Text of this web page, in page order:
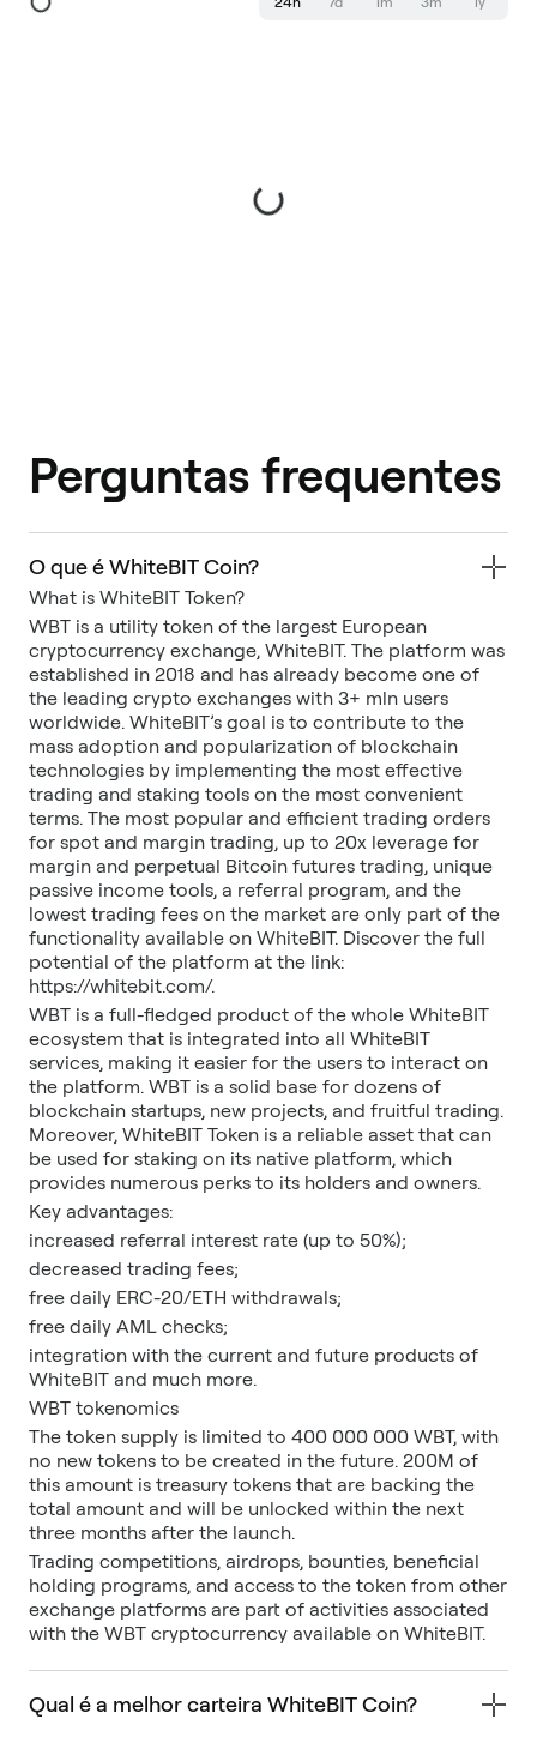
Perguntas frequentes
O que é WhiteBIT Coin?
What is WhiteBIT Token?
WBT is a utility token of the largest European
cryptocurrency exchange, WhiteBIT. The platform was
established in 2018 and has already become one of
the leading crypto exchanges with 3+ mln users
worldwide. WhiteBIT’s goal is to contribute to the
mass adoption and popularization of blockchain
technologies by implementing the most effective
trading and staking tools on the most convenient
terms. The most popular and efficient trading orders
for spot and margin trading, up to 20x leverage for
margin and perpetual Bitcoin futures trading, unique
passive income tools, a referral program, and the
lowest trading fees on the market are only part of the
functionality available on WhiteBIT. Discover the full
potential of the platform at the link:
https://whitebit.com/.
WBT is a full-fledged product of the whole WhiteBIT
ecosystem that is integrated into all WhiteBIT
services, making it easier for the users to interact on
the platform. WBT is a solid base for dozens of
blockchain startups, new projects, and fruitful trading.
Moreover, WhiteBIT Token is a reliable asset that can
be used for staking on its native platform, which
provides numerous perks to its holders and owners.
Key advantages:
increased referral interest rate (up to 50%);
decreased trading fees;
free daily ERC-20/ETH withdrawals;
free daily AML checks;
integration with the current and future products of
WhiteBIT and much more.
WBT tokenomics
The token supply is limited to 400 000 000 WBT, with
no new tokens to be created in the future. 200M of
this amount is treasury tokens that are backing the
total amount and will be unlocked within the next
three months after the launch.
Trading competitions, airdrops, bounties, beneficial
holding programs, and access to the token from other
exchange platforms are part of activities associated
with the WBT cryptocurrency available on WhiteBIT.
Qual é a melhor carteira WhiteBIT Coin?